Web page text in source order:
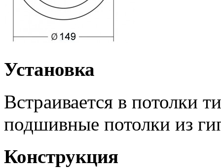
Установка
Встраивается в потолки
подшивные потолки из
Конструкция